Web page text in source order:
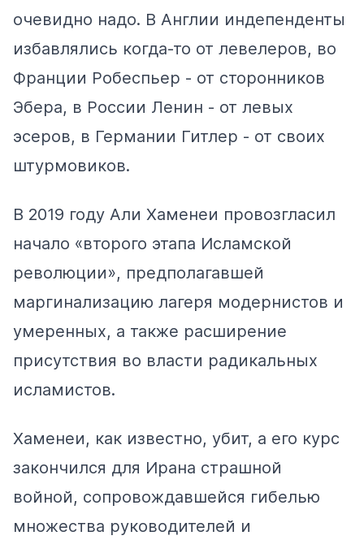
очевидно надо. В Англии индепенденты
избавлялись когда-то от левелеров, во
Франции Робеспьер - от сторонников
Эбера, в России Ленин - от левых
эсеров, в Германии Гитлер - от своих
штурмовиков.
В 2019 году Али Хаменеи провозгласил
начало «второго этапа Исламской
революции», предполагавшей
маргинализацию лагеря модернистов и
умеренных, а также расширение
присутствия во власти радикальных
исламистов.
Хаменеи, как известно, убит, а его курс
закончился для Ирана страшной
войной, сопровождавшейся гибелью
множества руководителей и